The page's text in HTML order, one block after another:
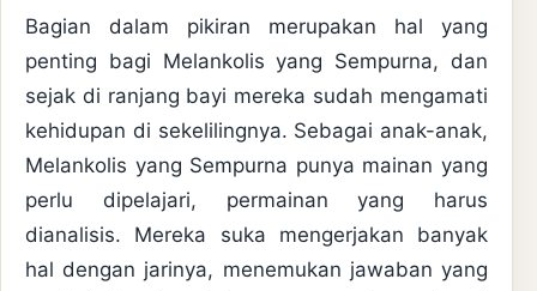
Bagian dalam pikiran merupakan hal yang
penting bagi Melankolis yang Sempurna, dan
sejak di ranjang bayi mereka sudah mengamati
kehidupan di sekelilingnya. Sebagai anak-anak,
Melankolis yang Sempurna punya mainan yang
perlu dipelajari, permainan yang harus
dianalisis. Mereka suka mengerjakan banyak
hal dengan jarinya, menemukan jawaban yang